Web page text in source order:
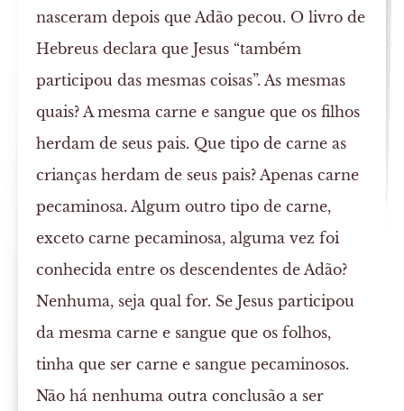
nasceram depois que Adão pecou. O livro de
Hebreus declara que Jesus “também
participou das mesmas coisas”. As mesmas
quais? A mesma carne e sangue que os filhos
herdam de seus pais. Que tipo de carne as
crianças herdam de seus pais? Apenas carne
pecaminosa. Algum outro tipo de carne,
exceto carne pecaminosa, alguma vez foi
conhecida entre os descendentes de Adão?
Nenhuma, seja qual for. Se Jesus participou
da mesma carne e sangue que os folhos,
tinha que ser carne e sangue pecaminosos.
Não há nenhuma outra conclusão a ser